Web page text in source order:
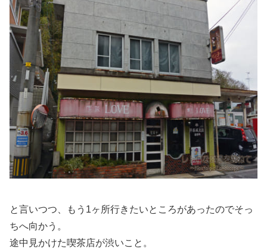
と言いつつ、もう1ヶ所行きたいところがあったのでそっ
ちへ向かう。
途中見かけた喫茶店が渋いこと。